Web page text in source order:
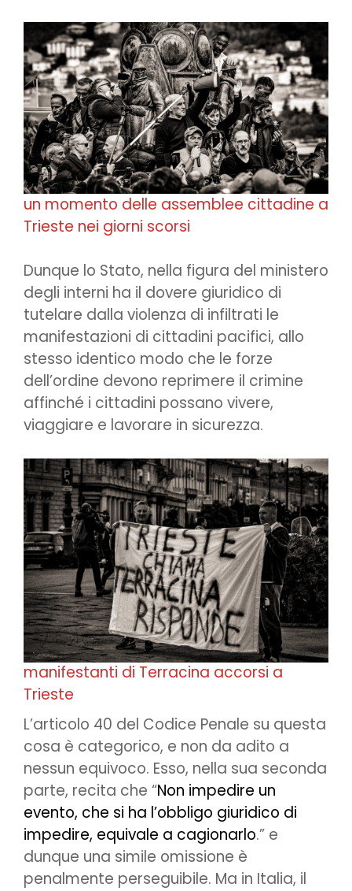
un momento delle assemblee cittadine a
Trieste nei giorni scorsi
Dunque lo Stato, nella figura del ministero
degli interni ha il dovere giuridico di
tutelare dalla violenza di infiltrati le
manifestazioni di cittadini pacifici, allo
stesso identico modo che le forze
dell’ordine devono reprimere il crimine
affinché i cittadini possano vivere,
viaggiare e lavorare in sicurezza.
manifestanti di Terracina accorsi a
Trieste
L’articolo 40 del Codice Penale su questa
cosa è categorico, e non da adito a
nessun equivoco. Esso, nella sua seconda
parte, recita che “Non impedire un
evento, che si ha l’obbligo giuridico di
impedire, equivale a cagionarlo.” e
dunque una simile omissione è
penalmente perseguibile. Ma in Italia, il